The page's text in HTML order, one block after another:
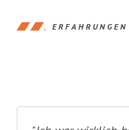
ERFAHRUNGEN